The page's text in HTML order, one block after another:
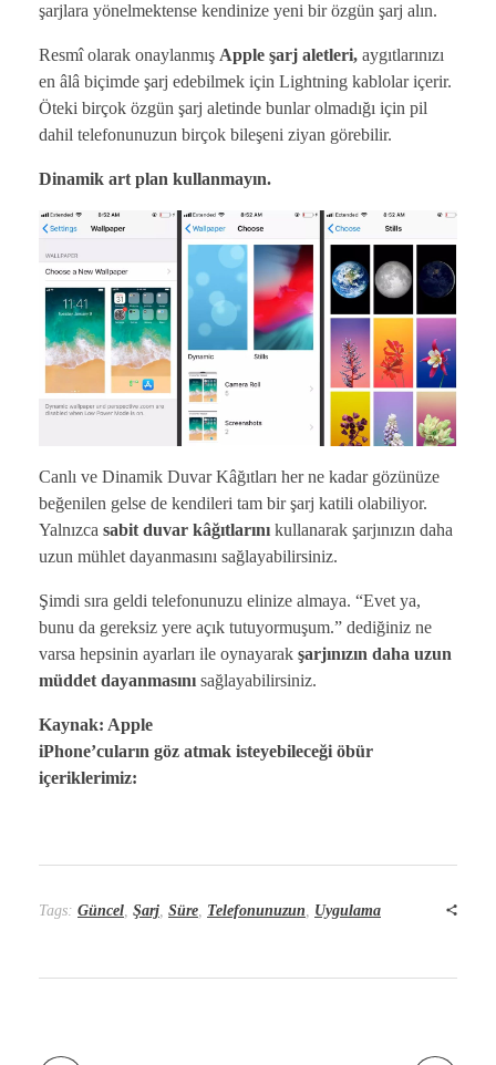
şarjlara yönelmektense kendinize yeni bir özgün şarj alın.
Resmî olarak onaylanmış Apple şarj aletleri, aygıtlarınızı
en âlâ biçimde şarj edebilmek için Lightning kablolar içerir.
Öteki birçok özgün şarj aletinde bunlar olmadığı için pil
dahil telefonunuzun birçok bileşeni ziyan görebilir.
Dinamik art plan kullanmayın.
Canlı ve Dinamik Duvar Kâğıtları her ne kadar gözünüze
beğenilen gelse de kendileri tam bir şarj katili olabiliyor.
Yalnızca sabit duvar kâğıtlarını kullanarak şarjınızın daha
uzun mühlet dayanmasını sağlayabilirsiniz.
Şimdi sıra geldi telefonunuzu elinize almaya. “Evet ya,
bunu da gereksiz yere açık tutuyormuşum.” dediğiniz ne
varsa hepsinin ayarları ile oynayarak şarjınızın daha uzun
müddet dayanmasını sağlayabilirsiniz.
Kaynak: Apple
iPhone’cuların göz atmak isteyebileceği öbür
içeriklerimiz:
Tags: Güncel Şarj Süre Telefonunuzun Uygulama